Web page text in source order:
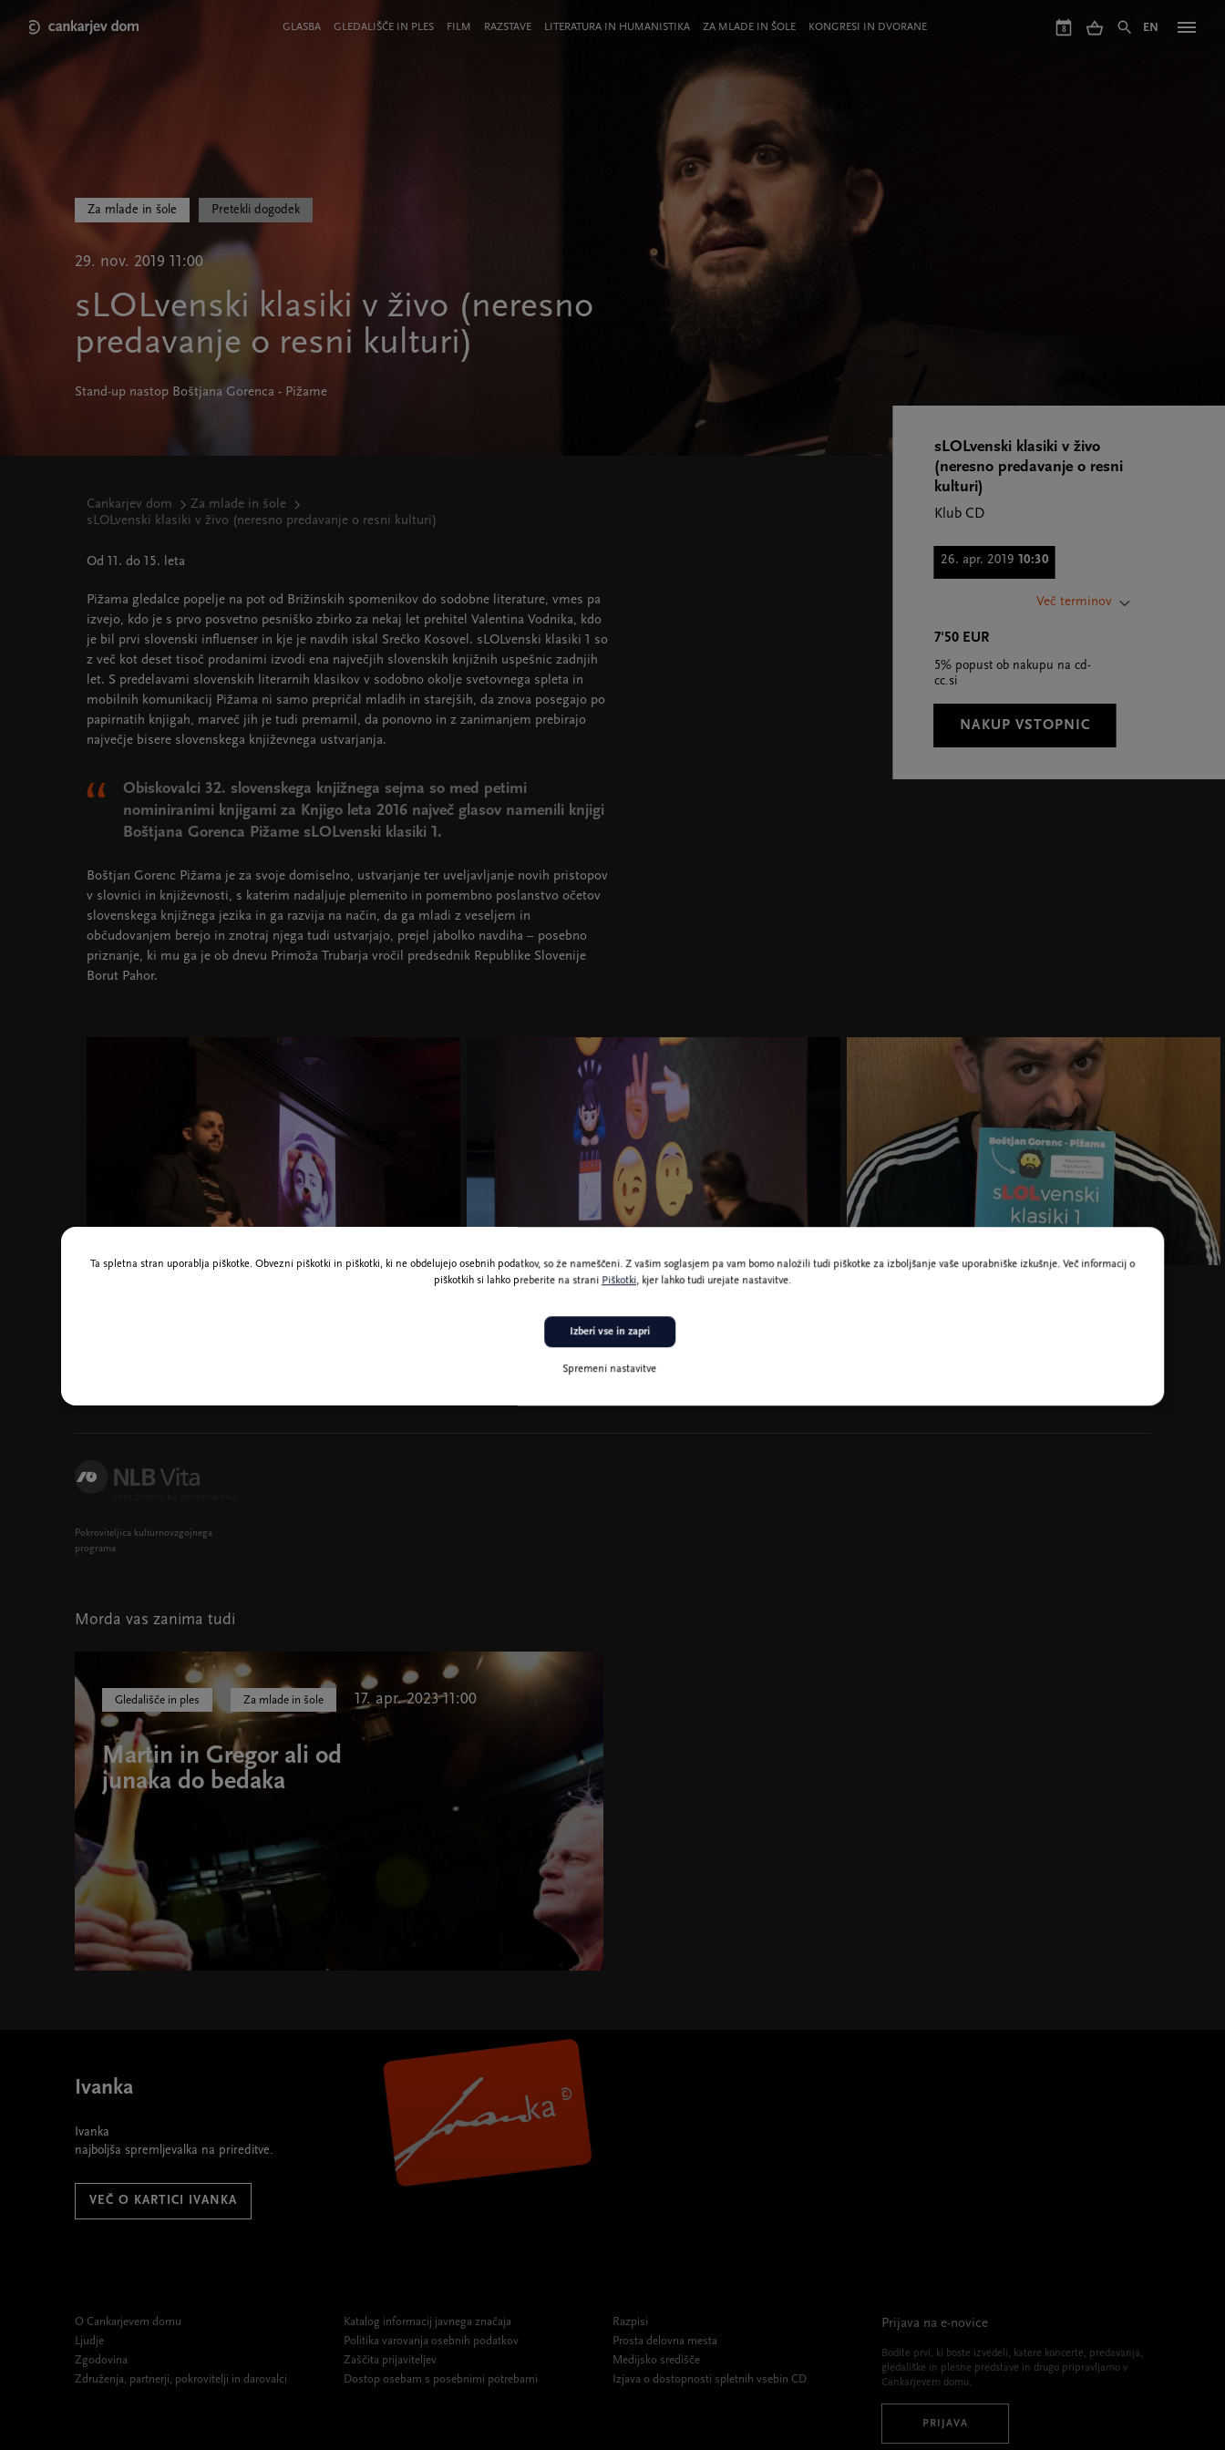
main
MeniGLASBA GLEDALIŠČE IN PLES FILM RAZSTAVE LITERATURA IN HUMANISTIKA ZA MLADE IN ŠOLE KONGRESI IN DVORANE 8 EN
Za mlade in šole Pretekli dogodek
29. nov. 2019 11:00
sLOLvenski klasiki v živo (neresno
predavanje o resni kulturi)
Stand-up nastop Boštjana Gorenca - Pižame
Cankarjev dom
Za mlade in šole
sLOLvenski klasiki v živo (neresno predavanje o resni kulturi)
Od 11. do 15. leta
Pižama gledalce popelje na pot od Brižinskih spomenikov do sodobne literature, vmes pa
izvejo, kdo je s prvo posvetno pesniško zbirko za nekaj let prehitel Valentina Vodnika, kdo
je bil prvi slovenski influenser in kje je navdih iskal Srečko Kosovel. sLOLvenski klasiki 1 so
z več kot deset tisoč prodanimi izvodi ena največjih slovenskih knjižnih uspešnic zadnjih
let. S predelavami slovenskih literarnih klasikov v sodobno okolje svetovnega spleta in
mobilnih komunikacij Pižama ni samo prepričal mladih in starejših, da znova posegajo po
papirnatih knjigah, marveč jih je tudi premamil, da ponovno in z zanimanjem prebirajo
največje bisere slovenskega književnega ustvarjanja.
Obiskovalci 32. slovenskega knjižnega sejma so med petimi
nominiranimi knjigami za Knjigo leta 2016 največ glasov namenili knjigi
Boštjana Gorenca Pižame sLOLvenski klasiki 1.
Boštjan Gorenc Pižama je za svoje domiselno, ustvarjanje ter uveljavljanje novih pristopov
v slovnici in književnosti, s katerim nadaljuje plemenito in pomembno poslanstvo očetov
slovenskega knjižnega jezika in ga razvija na način, da ga mladi z veseljem in
občudovanjem berejo in znotraj njega tudi ustvarjajo, prejel jabolko navdiha – posebno
priznanje, ki mu ga je ob dnevu Primoža Trubarja vročil predsednik Republike Slovenije
Borut Pahor.
sLOLvenski klasiki v živo
(neresno predavanje o resni
kulturi)
Klub CD
26. apr. 2019 10:30
11:00
23. nov. 2018
3. dec. 2018 10:00
13. mar. 2019 09:30
Več terminov
7'50 EUR
5% popust ob nakupu na cd-
cc.si
NAKUP VSTOPNIC
Foto: Matevž Čebašek
Pokroviteljica kulturnovzgojnega
programa
Morda vas zanima tudi
Gledališče in ples Za mlade in šole 17. apr. 2023 11:00
Martin in Gregor ali od
junaka do bedaka
Ivanka
Ivanka
najboljša spremljevalka na prireditve.
VEČ O KARTICI IVANKA
O Cankarjevem domu
Ljudje
Zgodovina
Združenja, partnerji, pokrovitelji in darovalci
Katalog informacij javnega značaja
Politika varovanja osebnih podatkov
Zaščita prijaviteljev
Dostop osebam s posebnimi potrebami
Razpisi
Prosta delovna mesta
Medijsko središče
Izjava o dostopnosti spletnih vsebin CD
Prijava na e-novice
Bodite prvi, ki boste izvedeli, katere koncerte, predavanja,
gledališke in plesne predstave in drugo pripravljamo v
Cankarjevem domu.
PRIJAVA
Ta spletna stran uporablja piškotke. Obvezni piškotki in piškotki, ki ne obdelujejo osebnih podatkov, so že nameščeni. Z vašim soglasjem pa vam bomo naložili tudi piškotke za izboljšanje vaše uporabniške izkušnje. Več informacij o
piškotkih si lahko preberite na strani Piškotki, kjer lahko tudi urejate nastavitve.
Spremeni nastavitve
Izberi vse in zapri